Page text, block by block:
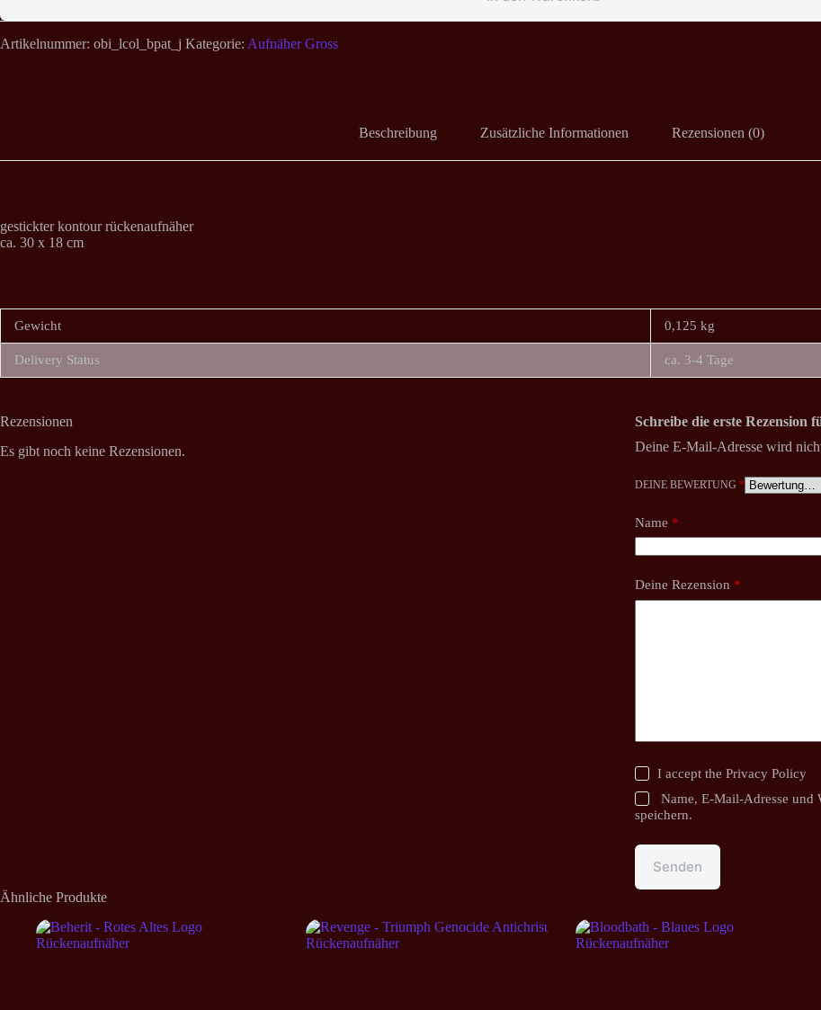
Artikelnummer: obi_lcol_bpat_j Kategorie: Aufnäher Gross
Beschreibung Zusätzliche Informationen Rezensionen (0)
gestickter kontour rückenaufnäher
ca. 30 x 18 cm
Gewicht 0,125 kg
Delivery Status ca. 3-4 Tage
Rezensionen
Es gibt noch keine Rezensionen.
Schreibe die erste
Deine E-Mail-Adresse wird
DEINE BEWERTUNG *
Name *
Deine Rezension *
I accept the Privacy Policy
Name, E-Mail-Adresse und
speichern.
Senden
Ähnliche Produkte